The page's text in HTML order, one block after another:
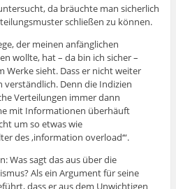
da bräuchte man sicherlich
schließen zu können.
der meinen anfänglichen
wollte, hat – da bin ich sicher –
Werke sieht. Dass er nicht weiter
Denn die Indizien
Verteilungen immer dann
mit Informationen überhäuft
um so etwas wie
des ‚information overload‘“.
Was sagt das aus über die
Als ein Argument für seine
dass er aus dem Unwichtigen